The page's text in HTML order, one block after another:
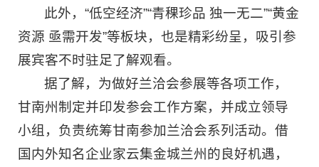
此外，“低空经济”“青稞珍品 独一无二”“黄金
资源 亟需开发”等板块，也是精彩纷呈，吸引参
展宾客不时驻足了解观看。
据了解，为做好兰洽会参展等各项工作，
甘南州制定并印发参会工作方案，并成立领导
小组，负责统筹甘南参加兰洽会系列活动。借
国内外知名企业家云集金城兰州的良好机遇，